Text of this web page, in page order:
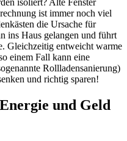
ist immer noch viel
die Ursache für
ins Haus gelangen und führt
Gleichzeitig entweicht warme
einem Fall kann eine
Rollladensanierung)
und richtig sparen!
und Geld